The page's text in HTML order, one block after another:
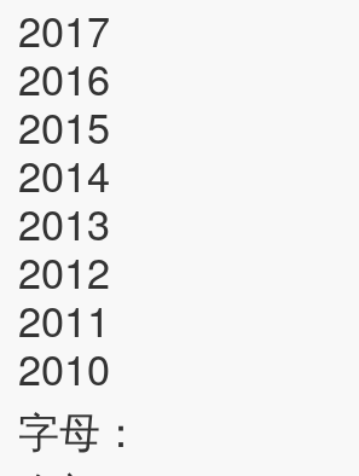
2017
2016
2015
2014
2013
2012
2011
2010
字母：